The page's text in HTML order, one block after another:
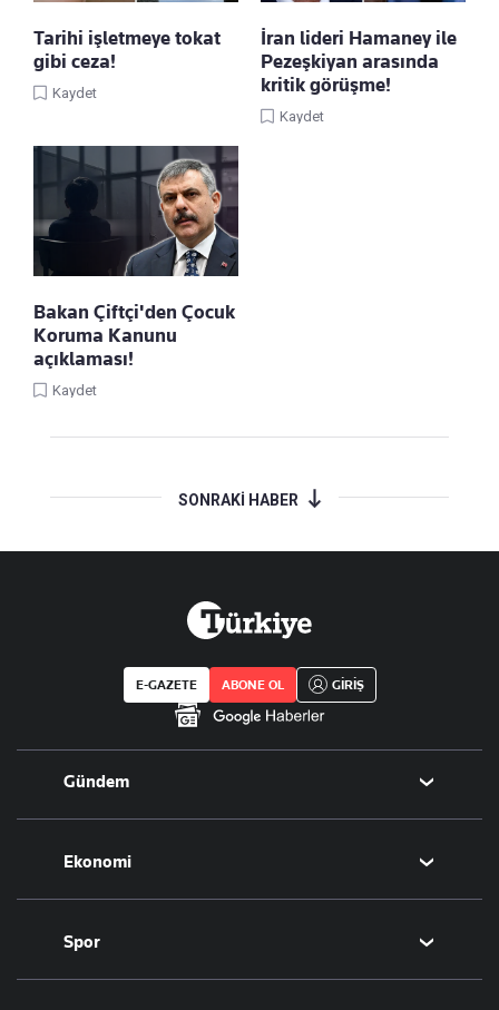
Tarihi işletmeye tokat
gibi ceza!
Kaydet
İran lideri Hamaney ile
Pezeşkiyan arasında
kritik görüşme!
Kaydet
Bakan Çiftçi'den Çocuk
Koruma Kanunu
açıklaması!
Kaydet
SONRAKİ HABER
E-GAZETE ABONE OL GİRİŞ
Gündem
Eğitim
Ekonomi
Altın
Spor